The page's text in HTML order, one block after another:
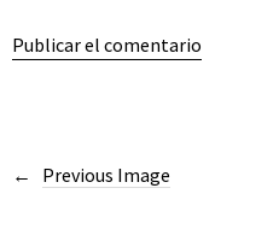
Previous Image